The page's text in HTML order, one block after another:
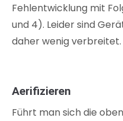
Fehlentwicklung mit
und 4). Leider sind
daher wenig verbreitet.
Aerifizieren
Führt man sich die